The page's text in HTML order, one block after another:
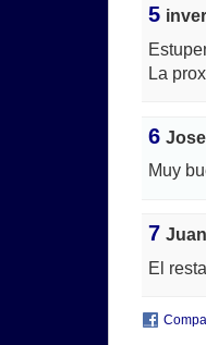
5
La
6
Muy
7 Juan
El